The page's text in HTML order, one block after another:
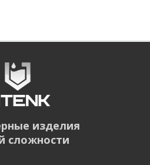
изделия
сложности